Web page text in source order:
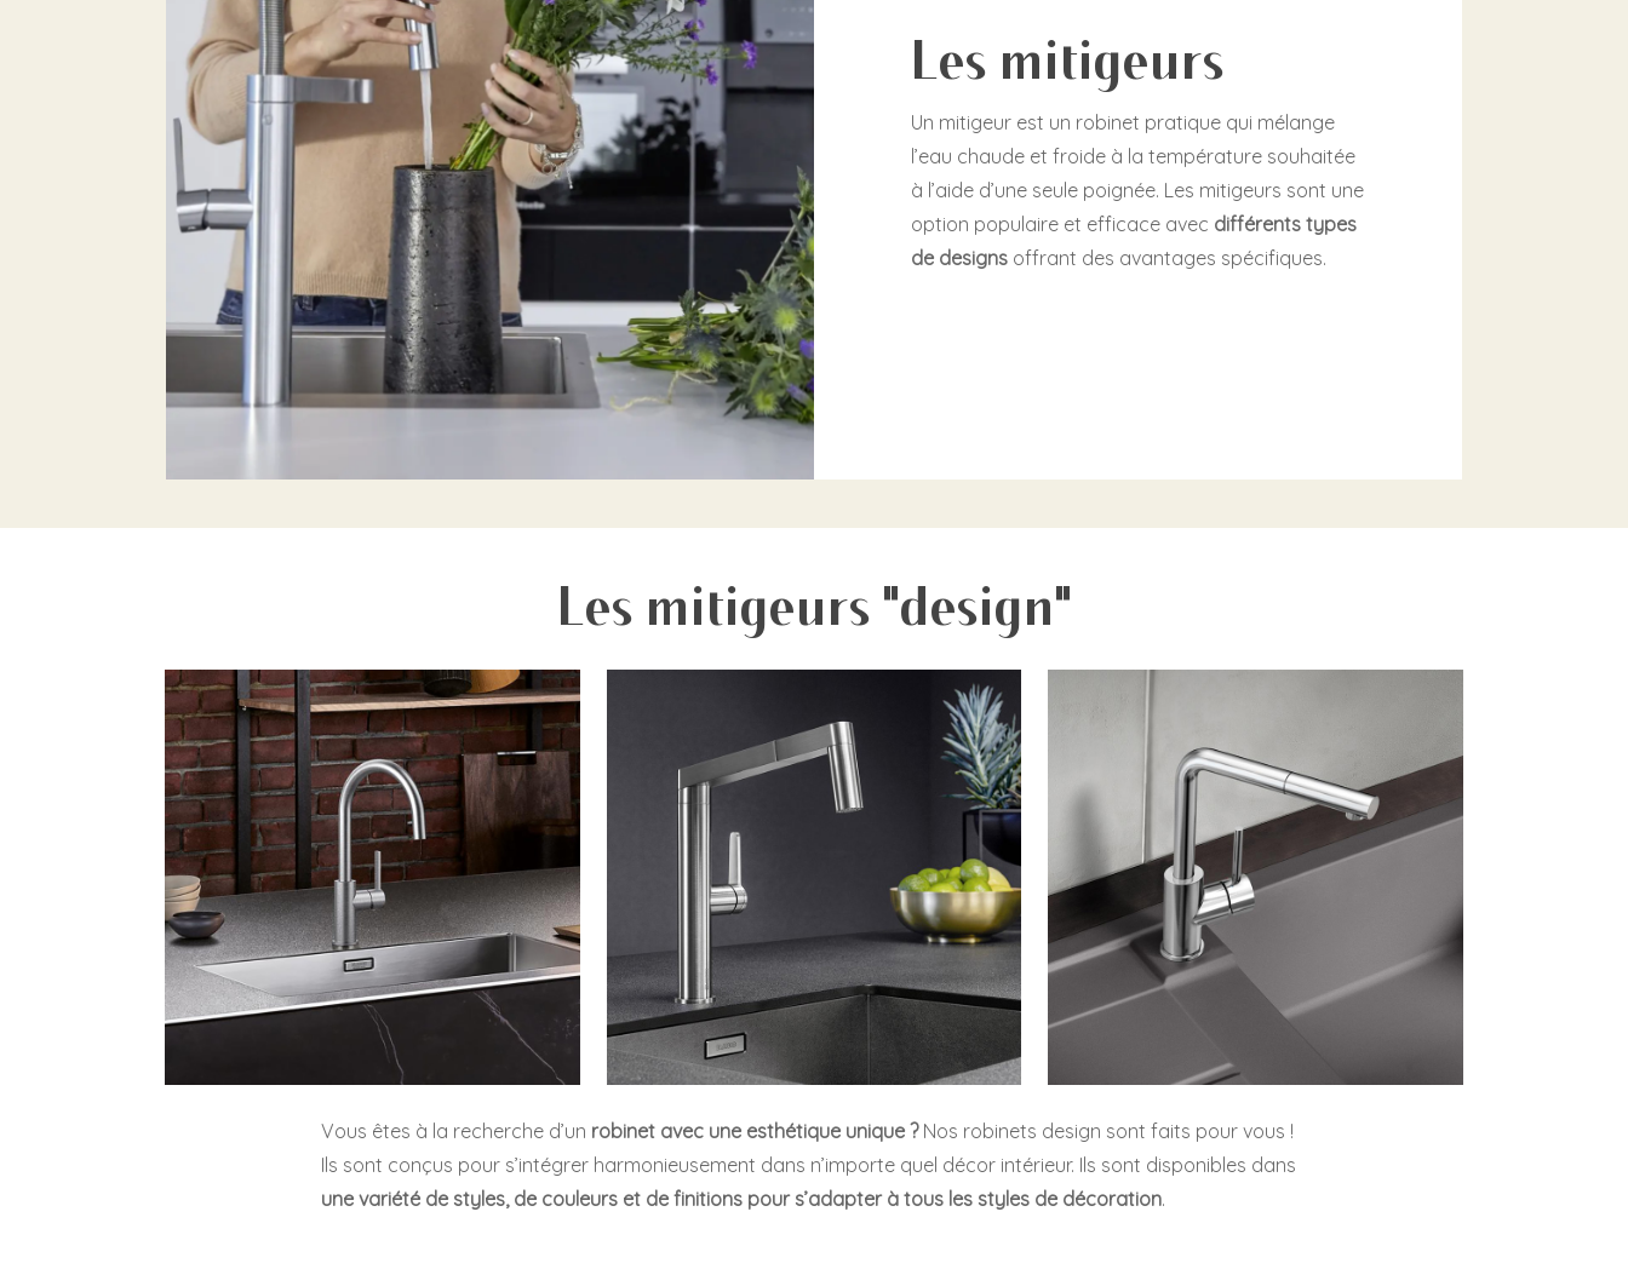
Les mitigeurs
Un mitigeur est un robinet pratique qui mélange
l’eau chaude et froide à la température souhaitée
à l’aide d’une seule poignée. Les mitigeurs sont une
option populaire et efficace avec différents types
de designs offrant des avantages spécifiques.
Les mitigeurs "design"
Vous êtes à la recherche d’un robinet avec une esthétique unique ?Nos robinets design sont faits pour vous !
Ils sont conçus pour s’intégrer harmonieusement dans n’importe quel décor intérieur. Ils sont disponibles dans
une variété de styles, de couleurs et de finitions pour s’adapter à tous les styles de décoration.